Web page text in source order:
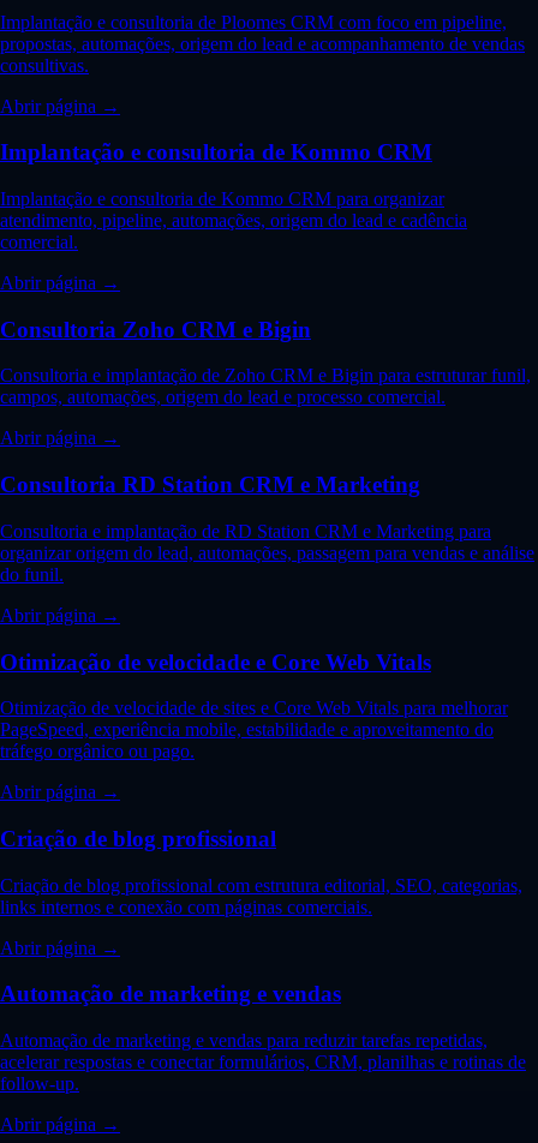
Implantação e consultoria de Ploomes CRM com foco em pipeline,
propostas, automações, origem do lead e acompanhamento de vendas
consultivas.
Abrir página →
Implantação e consultoria de Kommo CRM
Implantação e consultoria de Kommo CRM para organizar
atendimento, pipeline, automações, origem do lead e cadência
comercial.
Abrir página →
Consultoria Zoho CRM e Bigin
Consultoria e implantação de Zoho CRM e Bigin para estruturar funil,
campos, automações, origem do lead e processo comercial.
Abrir página →
Consultoria RD Station CRM e Marketing
Consultoria e implantação de RD Station CRM e Marketing para
organizar origem do lead, automações, passagem para vendas e análise
do funil.
Abrir página →
Otimização de velocidade e Core Web Vitals
Otimização de velocidade de sites e Core Web Vitals para melhorar
PageSpeed, experiência mobile, estabilidade e aproveitamento do
tráfego orgânico ou pago.
Abrir página →
Criação de blog profissional
Criação de blog profissional com estrutura editorial, SEO, categorias,
links internos e conexão com páginas comerciais.
Abrir página →
Automação de marketing e vendas
Automação de marketing e vendas para reduzir tarefas repetidas,
acelerar respostas e conectar formulários, CRM, planilhas e rotinas de
follow-up.
Abrir página →